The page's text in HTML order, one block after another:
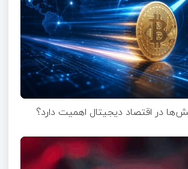
در اقتصاد دیجیتال اهمیت دارد؟